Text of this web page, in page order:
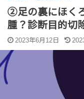
②足の裏にほく
腫？診断目的切
2023年6月12日